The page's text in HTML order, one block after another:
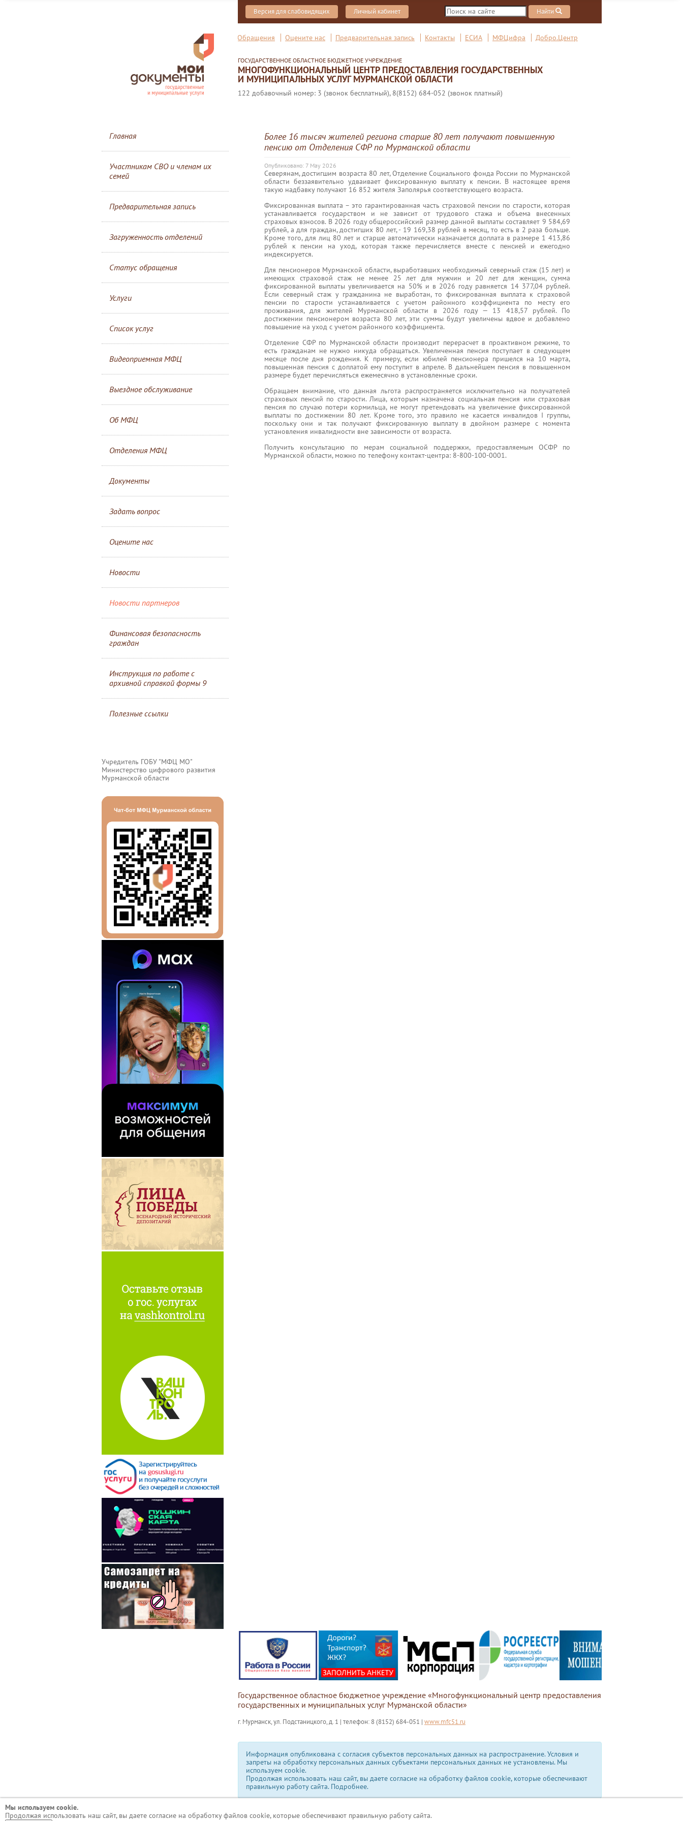
Версия для слабовидящих Личный кабинет Найти
Обращения Оцените нас Предварительная запись Контакты ЕСИА МФЦифра Добро.Центр
ГОСУДАРСТВЕННОЕ ОБЛАСТНОЕ БЮДЖЕТНОЕ УЧРЕЖДЕНИЕ
МНОГОФУНКЦИОНАЛЬНЫЙ ЦЕНТР ПРЕДОСТАВЛЕНИЯ ГОСУДАРСТВЕННЫХ
И МУНИЦИПАЛЬНЫХ УСЛУГ МУРМАНСКОЙ ОБЛАСТИ
122 добавочный номер: 3 (звонок бесплатный), 8(8152) 684-052 (звонок платный)
Главная
Участникам СВО и членам их
семей
Предварительная запись
Загруженность отделений
Статус обращения
Услуги
Список услуг
Видеоприемная МФЦ
Выездное обслуживание
Об МФЦ
Отделения МФЦ
Документы
Задать вопрос
Оцените нас
Новости
Новости партнеров
Финансовая безопасность
граждан
Инструкция по работе с
архивной справкой формы 9
Полезные ссылки
Учредитель ГОБУ "МФЦ МО"
Министерство цифрового развития
Мурманской области
Более 16 тысяч жителей региона старше 80 лет получают повышенную
пенсию от Отделения СФР по Мурманской области
Опубликовано: 7 May 2026
Северянам, достигшим возраста 80 лет, Отделение Социального фонда России по Мурманской
области беззаявительно удваивает фиксированную выплату к пенсии. В настоящее время
такую надбавку получают 16 852 жителя Заполярья соответствующего возраста.
Фиксированная выплата – это гарантированная часть страховой пенсии по старости, которая
устанавливается государством и не зависит от трудового стажа и объема внесенных
страховых взносов. В 2026 году общероссийский размер данной выплаты составляет 9 584,69
рублей, а для граждан, достигших 80 лет, - 19 169,38 рублей в месяц, то есть в 2 раза больше.
Кроме того, для лиц 80 лет и старше автоматически назначается доплата в размере 1 413,86
рублей к пенсии на уход, которая также перечисляется вместе с пенсией и ежегодно
индексируется.
Для пенсионеров Мурманской области, выработавших необходимый северный стаж (15 лет) и
имеющих страховой стаж не менее 25 лет для мужчин и 20 лет для женщин, сумма
фиксированной выплаты увеличивается на 50% и в 2026 году равняется 14 377,04 рублей.
Если северный стаж у гражданина не выработан, то фиксированная выплата к страховой
пенсии по старости устанавливается с учетом районного коэффициента по месту его
проживания, для жителей Мурманской области в 2026 году — 13 418,57 рублей. По
достижении пенсионером возраста 80 лет, эти суммы будут увеличены вдвое и добавлено
повышение на уход с учетом районного коэффициента.
Отделение СФР по Мурманской области производит перерасчет в проактивном режиме, то
есть гражданам не нужно никуда обращаться. Увеличенная пенсия поступает в следующем
месяце после дня рождения. К примеру, если юбилей пенсионера пришелся на 10 марта,
повышенная пенсия с доплатой ему поступит в апреле. В дальнейшем пенсия в повышенном
размере будет перечисляться ежемесячно в установленные сроки.
Обращаем внимание, что данная льгота распространяется исключительно на получателей
страховых пенсий по старости. Лица, которым назначена социальная пенсия или страховая
пенсия по случаю потери кормильца, не могут претендовать на увеличение фиксированной
выплаты по достижении 80 лет. Кроме того, это правило не касается инвалидов I группы,
поскольку они и так получают фиксированную выплату в двойном размере с момента
установления инвалидности вне зависимости от возраста.
Получить консультацию по мерам социальной поддержки, предоставляемым ОСФР по
Мурманской области, можно по телефону контакт-центра: 8-800-100-0001.
Государственное областное бюджетное учреждение «Многофункциональный центр предоставления
государственных и муниципальных услуг Мурманской области»
г. Мурманск, ул. Подстаницкого, д. 1 | телефон: 8 (8152) 684-051 | www.mfc51.ru
Информация опубликована с согласия субъектов персональных данных на распространение. Условия и
запреты на обработку персональных данных субъектами персональных данных не установлены. Мы
используем сookie.
Продолжая использовать наш сайт, вы даете согласие на обработку файлов cookie, которые обеспечивают
правильную работу сайта. Подробнее.
Мы используем сookie.
Продолжая использовать наш сайт, вы даете согласие на обработку файлов cookie, которые обеспечивают правильную работу сайта.